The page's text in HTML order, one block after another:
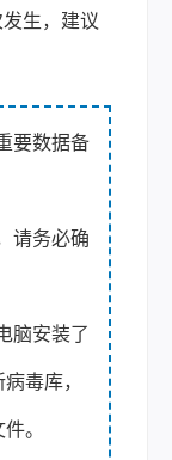
生，建议
要数据备
请务必确
脑安装了
毒库，
。